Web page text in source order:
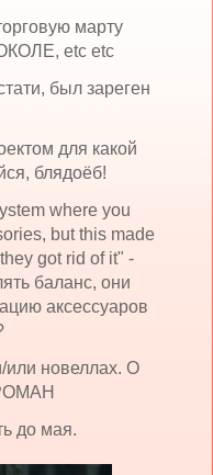
марту
etc etc
был зареген
для какой
блядоёб!
where you
but this made
got rid of it" -
баланс, они
аксессуаров
новеллах. О
до мая.